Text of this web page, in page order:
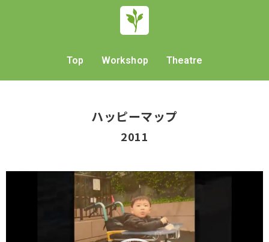
Top Workshop Theatre
ハッピーマップ
2011